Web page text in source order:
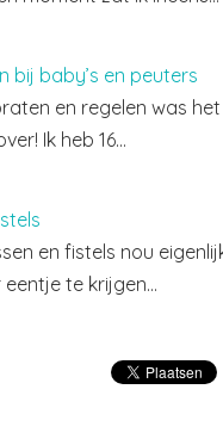
bij baby’s en peuters
en regelen was
Ik heb 16…
en fistels nou
te krijgen…